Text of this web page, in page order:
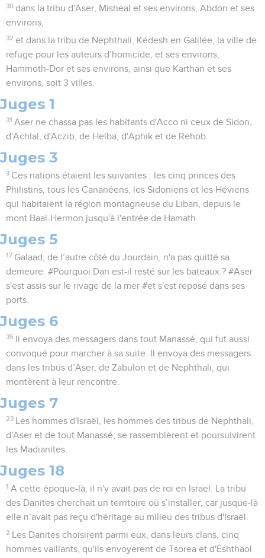
30 dans la tribu d'Aser, Misheal et ses environs, Abdon et ses
environs,
32 et dans la tribu de Nephthali, Kédesh en Galilée, la ville de
refuge pour les auteurs d’homicide, et ses environs,
Hammoth-Dor et ses environs, ainsi que Karthan et ses
environs, soit 3 villes.
Juges 1
31 Aser ne chassa pas les habitants d'Acco ni ceux de Sidon,
d'Achlal, d'Aczib, de Helba, d'Aphik et de Rehob.
Juges 3
3 Ces nations étaient les suivantes : les cinq princes des
Philistins, tous les Cananéens, les Sidoniens et les Héviens
qui habitaient la région montagneuse du Liban, depuis le
mont Baal-Hermon jusqu'à l'entrée de Hamath.
Juges 5
17 Galaad, de l’autre côté du Jourdain, n'a pas quitté sa
demeure. #Pourquoi Dan est-il resté sur les bateaux ? #Aser
s'est assis sur le rivage de la mer #et s'est reposé dans ses
ports.
Juges 6
35
Il envoya des messagers dans tout Manassé, qui fut aussi
convoqué pour marcher à sa suite. Il envoya des messagers
dans les tribus d’Aser, de Zabulon et de Nephthali, qui
montèrent à leur rencontre.
Juges 7
23
Les hommes d'Israël, les hommes des tribus de Nephthali,
d'Aser et de tout Manassé, se rassemblèrent et poursuivirent
les Madianites.
Juges 18
1 A cette époque-là, il n'y avait pas de roi en Israël. La tribu
des Danites cherchait un territoire où s’installer, car jusque-là
elle n’avait pas reçu d'héritage au milieu des tribus d'Israël.
2
Les Danites choisirent parmi eux, dans leurs clans, cinq
hommes vaillants, qu'ils envoyèrent de Tsorea et d'Eshthaol